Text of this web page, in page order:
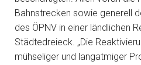
Bahnstrecken sowie generell
des ÖPNV in einer ländlichen
Städtedreieck. „Die
mühseliger und langatmiger